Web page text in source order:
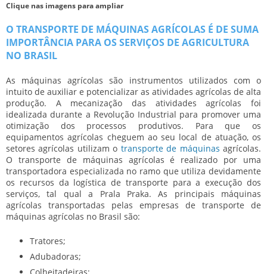
Clique nas imagens para ampliar
O TRANSPORTE DE MÁQUINAS AGRÍCOLAS É DE SUMA
IMPORTÂNCIA PARA OS SERVIÇOS DE AGRICULTURA
NO BRASIL
As máquinas agrícolas são instrumentos utilizados com o
intuito de auxiliar e potencializar as atividades agrícolas de alta
produção. A mecanização das atividades agrícolas foi
idealizada durante a Revolução Industrial para promover uma
otimização dos processos produtivos. Para que os
equipamentos agrícolas cheguem ao seu local de atuação, os
setores agrícolas utilizam o transporte de máquinas agrícolas.
O transporte de máquinas agrícolas é realizado por uma
transportadora especializada no ramo que utiliza devidamente
os recursos da logística de transporte para a execução dos
serviços, tal qual a Prala Praka. As principais máquinas
agrícolas transportadas pelas empresas de transporte de
máquinas agrícolas no Brasil são:
Tratores;
Adubadoras;